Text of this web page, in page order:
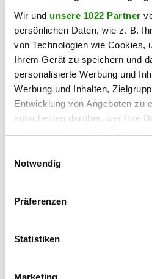
Wir und unsere 1022 Partner
persönlichen Daten, wie z. B.
von Technologien wie Cookies,
Ihrem Gerät zu speichern und
personalisierte Werbung und
Werbung und Inhalten,
Entwicklung von Angeboten zu
entscheiden darüber, wer Ihre
nutzt. Sie können Ihre
Trigger Symbol ändern oder
Informationen über Ihre
können
bestimmten Merkmalen
Notwendig
Präferenzen
Statistiken
Marketing
In der Umgebung
Bus
< 1km
Straßenbahn
< 1km
U-Bahn
< 2km
< 3km